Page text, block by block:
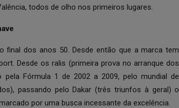
todos de olho nos primeiros lugares.
dos anos 50. Desde então que a marca tem
Desde os ralis (primeira prova no arranque dos
Fórmula 1 de 2002 a 2009, pelo mundial de
passando pelo Dakar (três triunfos à geral) o
por uma busca incessante da excelência.